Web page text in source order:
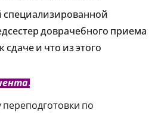
специализированной
доврачебного приема
сдаче и что из этого
по